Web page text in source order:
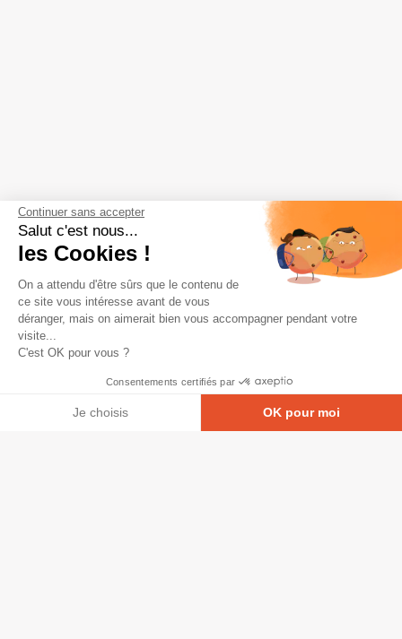
Continuer sans accepter
Salut c'est nous...
les Cookies !
On a attendu d'être sûrs que le contenu de
ce site vous intéresse avant de vous
déranger, mais on aimerait bien vous accompagner pendant votre
visite...
C'est OK pour vous ?
Consentements certifiés par
Je choisis OK pour moi